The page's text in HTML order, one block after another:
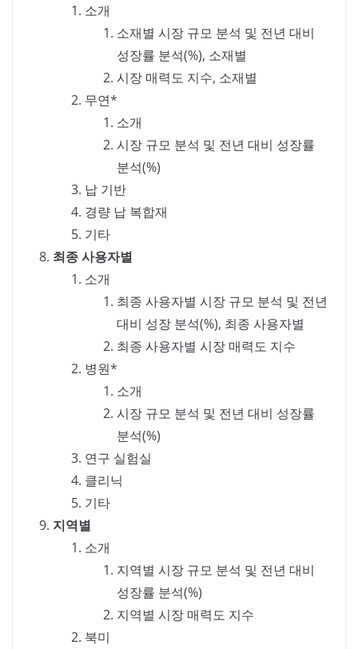
소개
소재별 시장 규모 분석 및 전년 대비
성장률 분석(%), 소재별
시장 매력도 지수, 소재별
무연*
소개
시장 규모 분석 및 전년 대비 성장률
분석(%)
납 기반
경량 납 복합재
기타
최종 사용자별
소개
최종 사용자별 시장 규모 분석 및 전년
대비 성장 분석(%), 최종 사용자별
최종 사용자별 시장 매력도 지수
병원*
소개
시장 규모 분석 및 전년 대비 성장률
분석(%)
연구 실험실
클리닉
기타
지역별
소개
지역별 시장 규모 분석 및 전년 대비
성장률 분석(%)
지역별 시장 매력도 지수
북미